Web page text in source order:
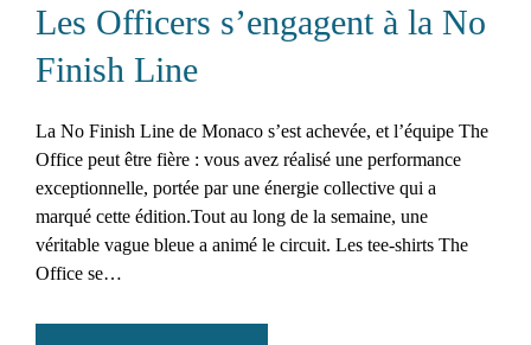
Les Officers s’engagent à la No
Finish Line
La No Finish Line de Monaco s’est achevée, et l’équipe The
Office peut être fière : vous avez réalisé une performance
exceptionnelle, portée par une énergie collective qui a
marqué cette édition.Tout au long de la semaine, une
véritable vague bleue a animé le circuit. Les tee-shirts The
Office se…